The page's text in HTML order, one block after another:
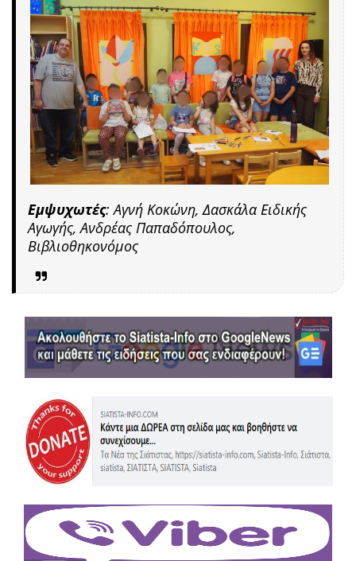
Εμψυχωτές: Αγνή Κοκώνη, Δασκάλα Ειδικής
Αγωγής, Ανδρέας Παπαδόπουλος,
Βιβλιοθηκονόμος